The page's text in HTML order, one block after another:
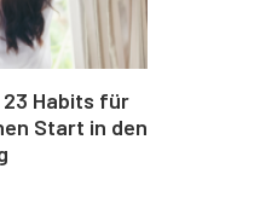
Habits für
Start in den